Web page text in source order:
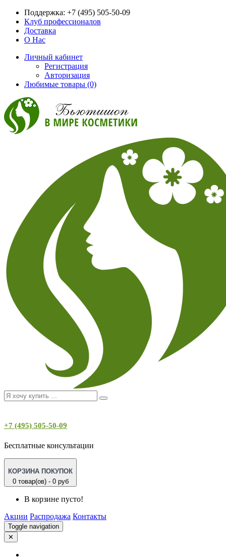
Поддержка: +7 (495) 505-50-09
Клуб профессионалов
Доставка
О Нас
Личный кабинет
Регистрация
Авторизация
Любимые товары (0)
+7 (495) 505-50-09
Бесплатные консультации
КОРЗИНА ПОКУПОК
0 товар(ов) - 0 руб
В корзине пусто!
Акции Распродажа Контакты
Toggle navigation
✕